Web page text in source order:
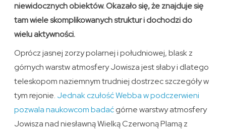
niewidocznych obiektów. Okazało się, że znajduje się
tam wiele skomplikowanych struktur i dochodzi do
wielu aktywności.
Oprócz jasnej zorzy polarnej i południowej, blask z
górnych warstw atmosfery Jowisza jest słaby i dlatego
teleskopom naziemnym trudniej dostrzec szczegóły w
tym rejonie. Jednak czułość Webba w podczerwieni
pozwala naukowcom badaćgórne warstwy atmosfery
Jowisza nad niesławną Wielką Czerwoną Plamą z